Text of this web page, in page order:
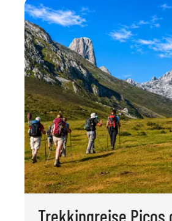
Trekkingreise Picos